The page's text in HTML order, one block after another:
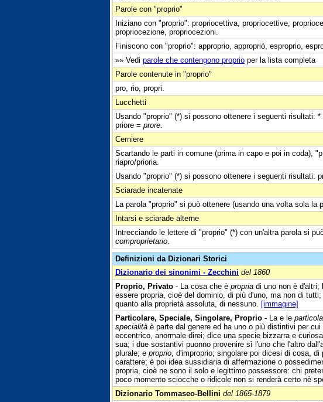
Parole con "proprio"
Iniziano con "proprio": propriocettiva, propriocettive,
propriocezione, propriocezioni.
Finiscono con "proprio": approprio, appropriò, esproprio,
»» Vedi parole che contengono proprio per la lista completa
Parole contenute in "proprio"
pro, rio, propri.
Lucchetti
Usando "proprio" (*) si possono ottenere i seguenti risultati: *
priore = prore
Cerniere
Scartando le parti in comune (prima in capo e poi in coda),
riapro/prioria.
Usando "proprio" (*) si possono ottenere i seguenti risultati:
Sciarade incatenate
La parola "proprio" si può ottenere (usando una volta sola la
Intarsi e sciarade alterne
Intrecciando le lettere di "proprio" (*) con un'altra parola si
comproprietario
Definizioni da Dizionari Storici
Dizionario dei sinonimi - Zecchini del 1860
Proprio, Privato - La cosa che è propria di uno non è d'altri;
essere propria, cioè del dominio, di più d'uno, ma non di
quanto alla proprietà assoluta, di nessuno. [immagine]
Particolare, Speciale, Singolare, Proprio - La e le
specialità è parte dal genere ed ha uno o più distintivi per
eccentrico, anormale direi; dice una specie bizzarra e
sua; i due sostantivi puonno provenire sì l'uno che l'altro
plurale; e proprio , d'improprio; singolare poi dicesi di cosa,
carattere; è poi idea sussidiaria di affermazione o
propria, cioè ne sono il solo e legittimo possessore: chi
poco momento sciocche o ridicole non si renderà certo nè
Dizionario Tommaseo-Bellini del 1865-1879